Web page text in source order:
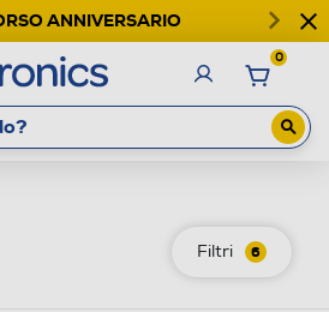
ANNIVERSARIO
0
Filtri 6